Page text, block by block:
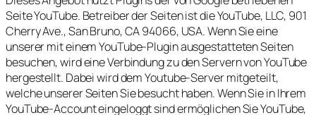
Seite YouTube. Betreiber der Seiten ist die YouTube, LLC, 901
Cherry Ave., San Bruno, CA 94066, USA. Wenn Sie eine
unserer mit einem YouTube-Plugin ausgestatteten Seiten
besuchen, wird eine Verbindung zu den Servern von YouTube
hergestellt. Dabei wird dem Youtube-Server mitgeteilt,
welche unserer Seiten Sie besucht haben. Wenn Sie in Ihrem
YouTube-Account eingeloggt sind ermöglichen Sie YouTube,